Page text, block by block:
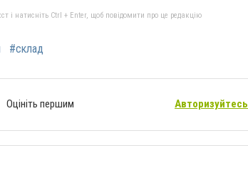
і натисніть Ctrl + Enter, щоб повідомити про це редакцію
#склад
Оцініть першим Авторизуйтесь